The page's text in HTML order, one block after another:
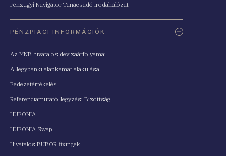
Pénzügyi Navigátor Tanácsadó Irodahálózat
PÉNZPIACI INFORMÁCIÓK
Az MNB hivatalos devizaárfolyamai
A Jegybanki alapkamat alakulása
Fedezetértékelés
Referenciamutató Jegyzési Bizottság
HUFONIA
HUFONIA Swap
Hivatalos BUBOR fixingek